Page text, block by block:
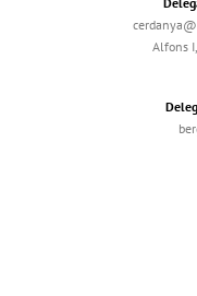
Alfons